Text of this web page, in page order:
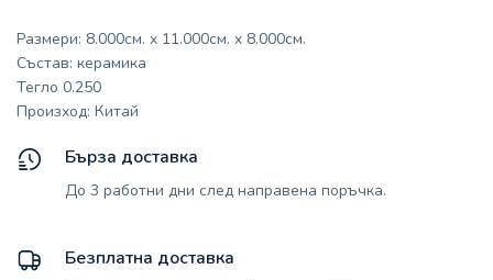
Размери: 8.000см. x 11.000см. x 8.000см.
Състав: керамика
Тегло 0.250
Произход: Китай
Бърза доставка
До 3 работни дни след направена поръчка.
Безплатна доставка